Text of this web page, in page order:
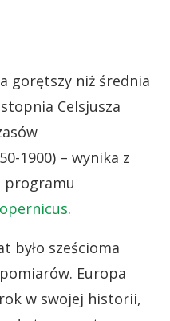
gorętszy niż średnia
Celsjusza
1900) – wynika z
programu
.
było sześcioma
Europa
w swojej historii,